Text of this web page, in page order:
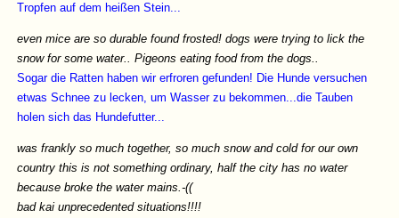
Tropfen auf dem heißen Stein...
even mice are so durable found frosted! dogs were trying to lick the
snow for some water.. Pigeons eating food from the dogs..
Sogar die Ratten haben wir erfroren gefunden! Die Hunde versuchen
etwas Schnee zu lecken, um Wasser zu bekommen...die Tauben
holen sich das Hundefutter...
was frankly so much together, so much snow and cold for our own
country this is not something ordinary, half the city has no water
because broke the water mains.-((
bad kai unprecedented situations!!!!